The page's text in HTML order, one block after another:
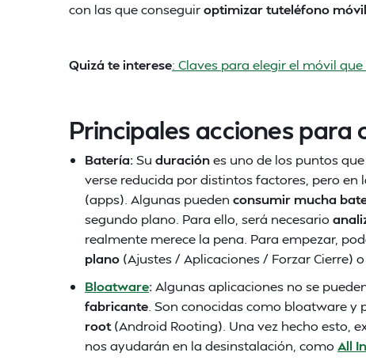
con las que conseguiroptimizar tuteléfono móvil
Quizá te interese: Claves para elegir el móvil
Principales acciones
Batería:Su duraciónes uno de los puntos
verse reducida por distintos factores, pero en
(apps). Algunas pueden consumir mucha
segundo plano. Para ello, será necesario
realmente merece la pena. Para empezar,
plano (Ajustes / Aplicaciones / Forzar Cierre)
Bloatware: Algunas aplicaciones no se
fabricante . Son conocidas como bloatware
root(Android Rooting). Una vez hecho esto,
nos ayudarán en la desinstalación, como All